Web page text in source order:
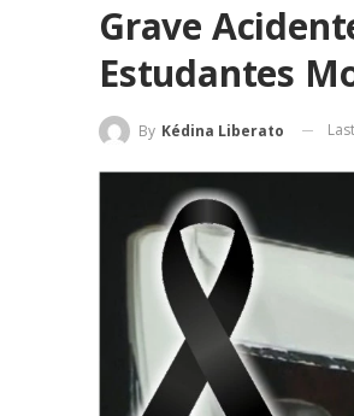
Grave
Estudantes
By Kédina Liberato